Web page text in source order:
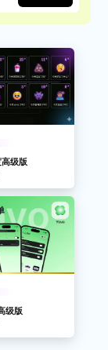
级版
级版